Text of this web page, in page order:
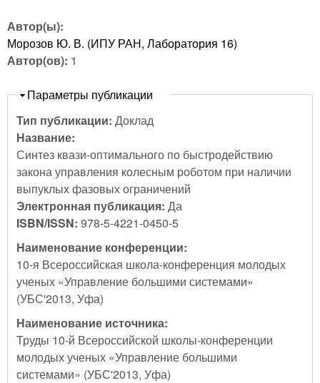
Автор(ы):
Морозов Ю. В. (ИПУ РАН, Лаборатория 16)
Автор(ов): 1
Скрыть
Параметры публикации
Тип публикации: Доклад
Название:
Синтез квази-оптимального по быстродействию
закона управления колесным роботом при наличии
выпуклых фазовых ограничений
Электронная публикация: Да
ISBN/ISSN: 978-5-4221-0450-5
Наименование конференции:
10-я Всероссийская школа-конференция молодых
ученых «Управление большими системами»
(УБС'2013, Уфа)
Наименование источника:
Труды 10-й Всероссийской школы-конференции
молодых ученых «Управление большими
системами» (УБС'2013, Уфа)